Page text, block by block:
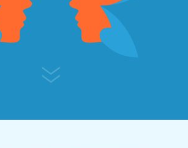
Генеральный директор
маркетинговой
АНО ДПО Центр развития